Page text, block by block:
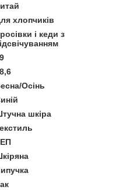
хлопчиків
і кеди з
Осінь
шкіра